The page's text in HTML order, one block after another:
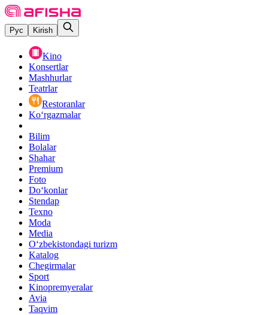
Рус Kirish
Kino
Konsertlar
Mashhurlar
Teatrlar
Restoranlar
Ko‘rgazmalar
Bilim
Bolalar
Shahar
Premium
Foto
Do‘konlar
Stendap
Texno
Moda
Media
O‘zbekistondagi turizm
Katalog
Chegirmalar
Sport
Kinopremyeralar
Avia
Taqvim